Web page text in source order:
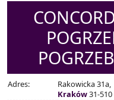
Adres:
Rakowicka 31a,
Kraków31-510